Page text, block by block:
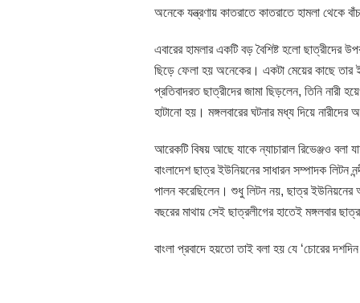
অনেকে যন্ত্রণায় কাতরাতে কাতরাতে হামলা থেকে
এবারের হামলার একটি বড় বৈশিষ্ট হলো
ছিড়ে ফেলা হয় অনেকের। একটা মেয়ের কাছে
প্রতিবাদরত ছাত্রীদের জামা ছিড়লেন, তিনি নারী
হাটানো হয়। মঙ্গলবারের ঘটনার মধ্য দিয়ে
আরেকটি বিষয় আছে যাকে ন্যাচারাল রিভেঞ্জও
বাংলাদেশ ছাত্র ইউনিয়নের সাধারন সম্পাদক লিটন
পালন করেছিলেন। শুধু লিটন নয়, ছাত্র ইউনিয়নের
বছরের মাথায় সেই ছাত্রলীগের হাতেই মঙ্গলবার
বাংলা প্রবাদে হয়তো তাই বলা হয় যে ‘চোরের